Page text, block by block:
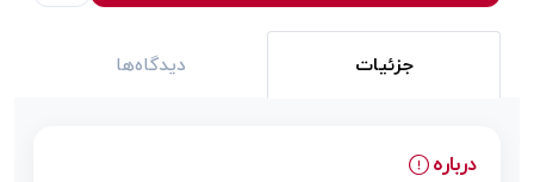
جزئیات دیدگاه‌ها
درباره